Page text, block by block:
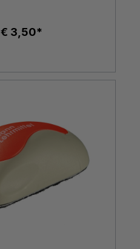
€ 3,50*